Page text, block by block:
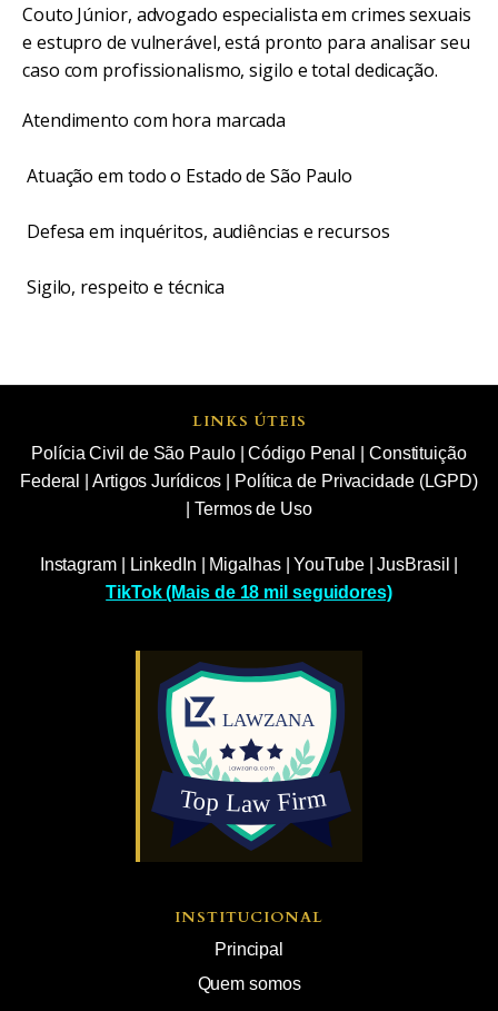
Couto Júnior, advogado especialista em crimes sexuais
e estupro de vulnerável, está pronto para analisar seu
caso com profissionalismo, sigilo e total dedicação.
Atendimento com hora marcada
Atuação em todo o Estado de São Paulo
Defesa em inquéritos, audiências e recursos
Sigilo, respeito e técnica
LINKS ÚTEIS
Polícia Civil de São Paulo|Código Penal
Constituição
Federal
Artigos Jurídicos
Política de Privacidade (LGPD)
|Termos de Uso
Instagram| LinkedIn Migalhas|YouTube|JusBrasil
TikTok (Mais de 18 mil seguidores)
INSTITUCIONAL
Principal
Quem somos